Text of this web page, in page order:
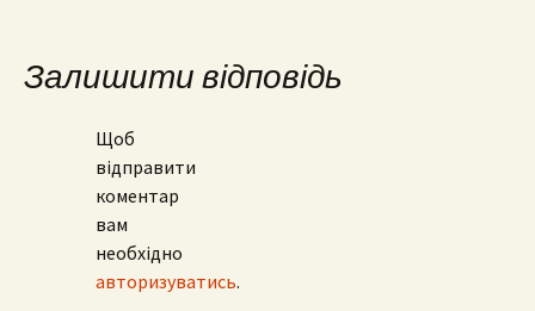
запису
Залишити відповідь
Щоб
відправити
коментар
вам
необхідно
авторизуватись.